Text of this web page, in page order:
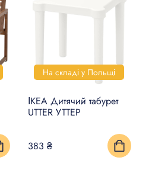
На складі у Польщі
ІКЕА Дитячий табурет
UTTER УТТЕР
383 ₴